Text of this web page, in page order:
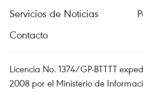
Servicios de Noticias
Contacto
Licencia No. 1374/GP-BTTTT
2008 por el Ministerio de